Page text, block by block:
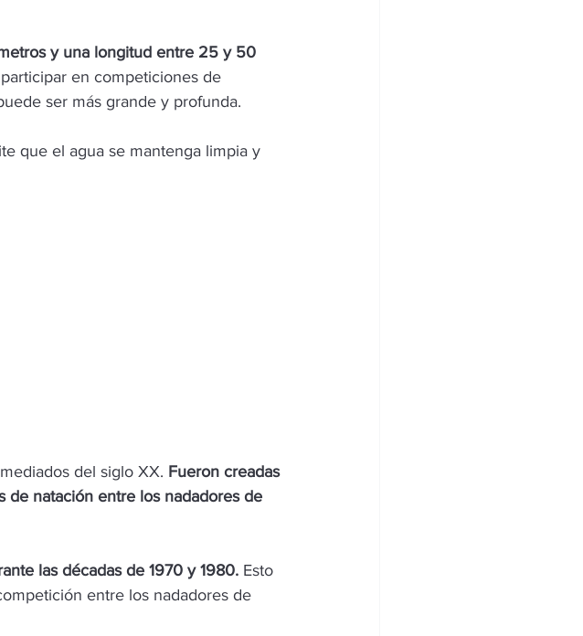
y una longitud entre 25 y 50
en competiciones de
ser más grande y profunda.
que el agua se mantenga limpia y
del siglo XX. Fueron creadas
de natación entre los nadadores de
las décadas de 1970 y 1980. Esto
entre los nadadores de